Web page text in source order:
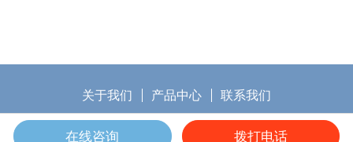
关于我们 产品中心 联系我们
备案号：东莞五金加工厂 车铣复合机加工 东莞市童阳五金塑胶制
电子烟配件加工
在线咨询 拨打电话